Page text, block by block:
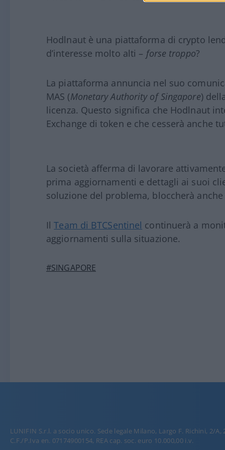
Hodlnaut è una piattaforma di crypto
d’interesse molto alti – forse troppo?
La piattaforma annuncia nel suo
MAS (Monetary Authority of Singapore)
licenza. Questo significa che Hodlnaut
Exchange di token e che cesserà anche
La società afferma di lavorare
prima aggiornamenti e dettagli ai suoi
soluzione del problema, bloccherà
IlTeam di BTCSentinel continuerà a
aggiornamenti sulla situazione.
#SINGAPORE
LUNIFIN S.r.l. a socio unico. Sede legale Milano, Largo F. Richini, 2/A,
C.F./P.Iva en. 07174900154, REA cap. soc. euro 10.000,00 i.v.